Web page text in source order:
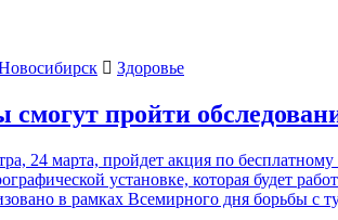
Здоровье
пройти
24 марта, пройдет акция по
установке, которая будет
в рамках Всемирного дня борьбы с